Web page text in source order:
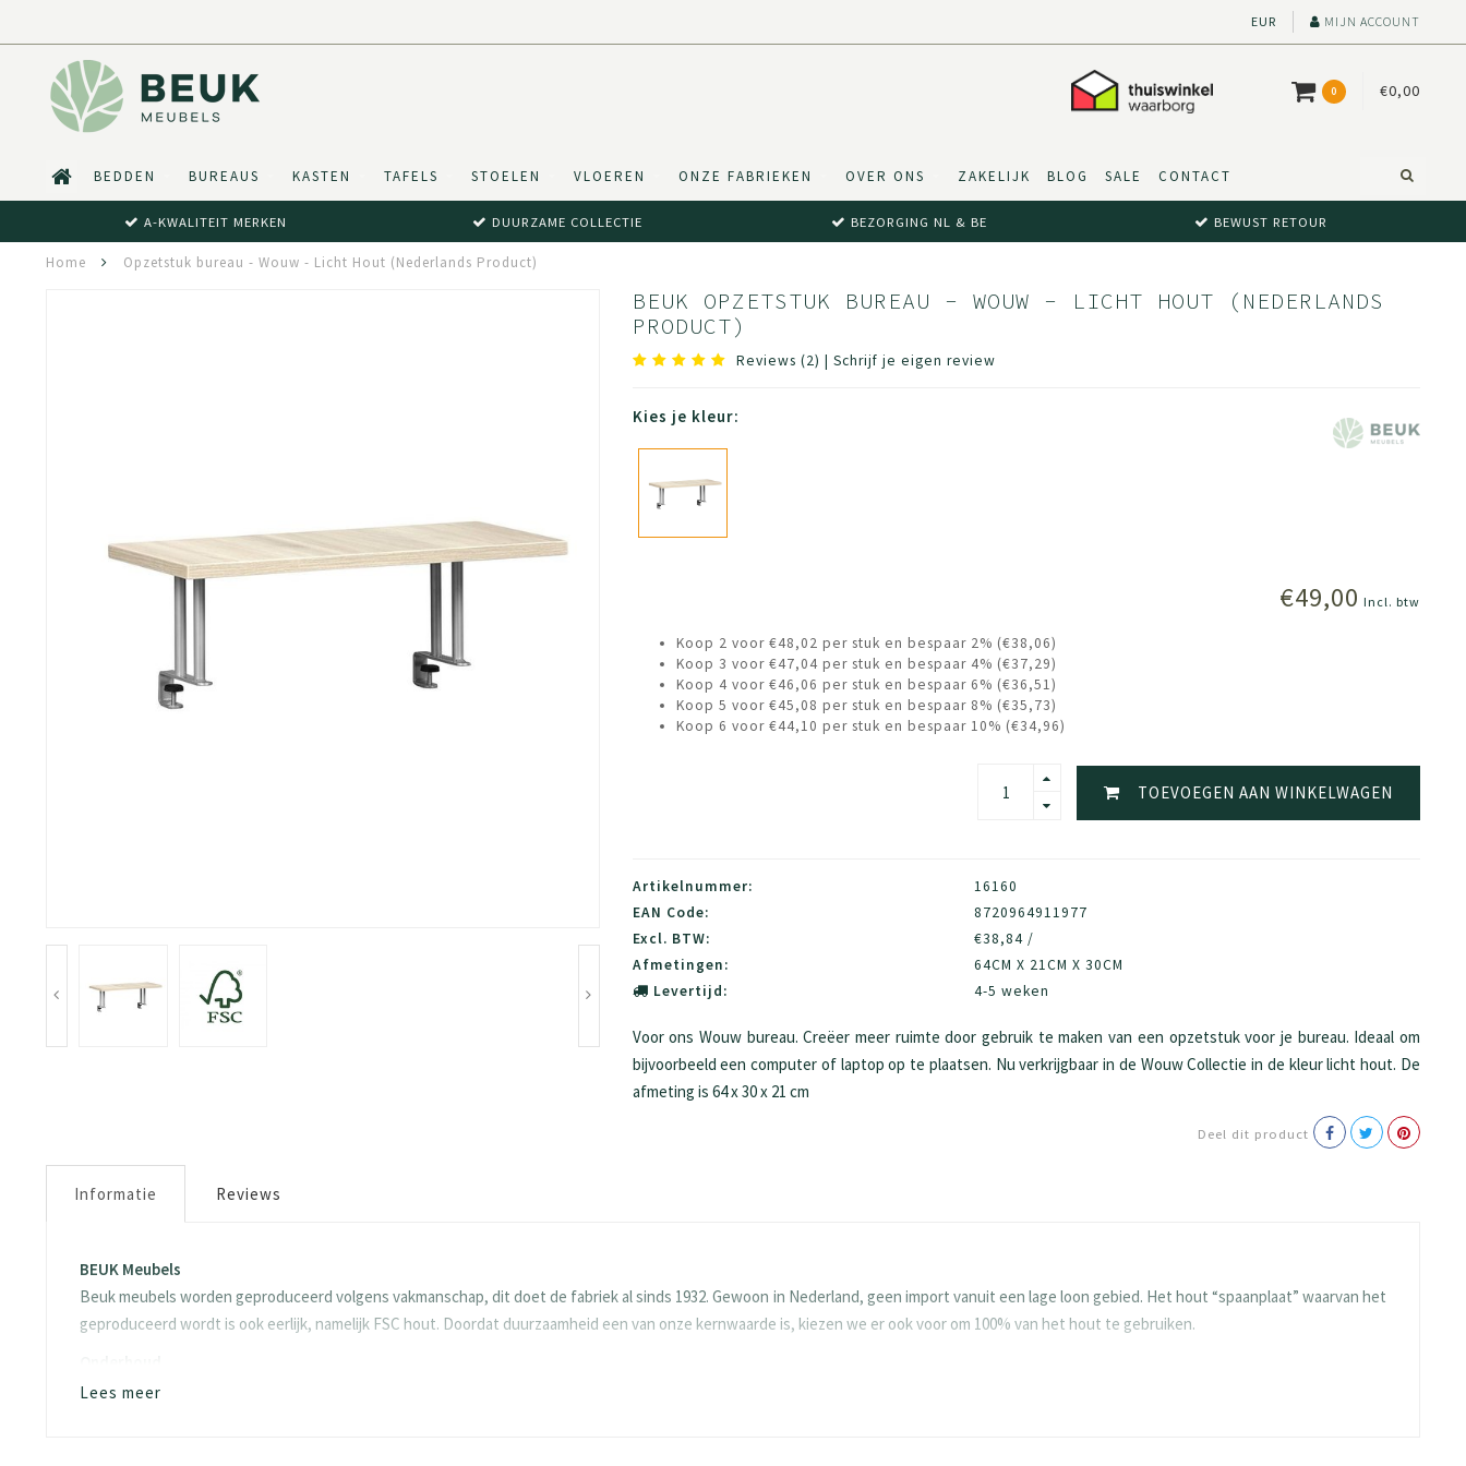
EUR MIJN ACCOUNT
0 €0,00
BEDDEN BUREAUS KASTEN TAFELS STOELEN VLOEREN ONZE FABRIEKEN OVER ONS ZAKELIJK BLOG SALE CONTACT
A-KWALITEIT MERKEN DUURZAME COLLECTIE BEZORGING NL & BE BEWUST RETOUR
Home Opzetstuk bureau - Wouw - Licht Hout (Nederlands Product)
BEUK OPZETSTUK BUREAU - WOUW - LICHT HOUT (NEDERLANDS
PRODUCT)
Reviews (2) | Schrijf je eigen review
Kies je kleur:
€49,00 Incl. btw
Koop 2 voor €48,02 per stuk en bespaar 2% (€38,06)
Koop 3 voor €47,04 per stuk en bespaar 4% (€37,29)
Koop 4 voor €46,06 per stuk en bespaar 6% (€36,51)
Koop 5 voor €45,08 per stuk en bespaar 8% (€35,73)
Koop 6 voor €44,10 per stuk en bespaar 10% (€34,96)
TOEVOEGEN AAN WINKELWAGEN
Artikelnummer:
16160
EAN Code:
8720964911977
Excl. BTW:
€38,84 /
Afmetingen:
64CM X 21CM X 30CM
Levertijd:
4-5 weken
Voor ons Wouw bureau. Creëer meer ruimte door gebruik te maken van een opzetstuk voor je bureau. Ideaal om
bijvoorbeeld een computer of laptop op te plaatsen. Nu verkrijgbaar in de Wouw Collectie in de kleur licht hout. De
afmeting is 64 x 30 x 21 cm
Deel dit product
Informatie Reviews
BEUK Meubels
Beuk meubels worden geproduceerd volgens vakmanschap, dit doet de fabriek al sinds 1932. Gewoon in Nederland, geen import vanuit een lage loon gebied. Het hout “spaanplaat” waarvan het
geproduceerd wordt is ook eerlijk, namelijk FSC hout. Doordat duurzaamheid een van onze kernwaarde is, kiezen we er ook voor om 100% van het hout te gebruiken.
Wat kan jij doen om je product zo goed mogelijk te houden? Houten meubels vragen om aandacht en goede zorg. Zo gaan ze langer mee en blijven ze langdurig mooi. Gelukkig heeft BEUK al veel
Lees meer